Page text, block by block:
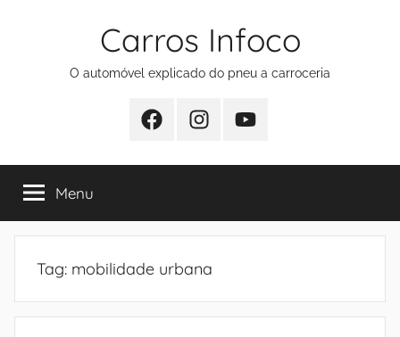
Carros Infoco
O automóvel explicado do pneu a carroceria
FacebookInstagramYoutube
Menu
Tag: mobilidade urbana